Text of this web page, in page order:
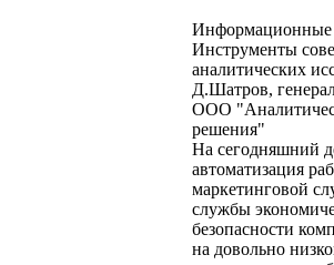
Информационные
Инструменты
аналитических
Д.Шатров,
ООО
решения"
На сегодняшний
автоматизация
маркетинговой
службы
безопасности
на довольно